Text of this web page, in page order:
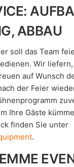
ABBAU
soll das Team
Wir
auf Wunsch
der Feier
Ihre Gäste
finden Sie unter
.